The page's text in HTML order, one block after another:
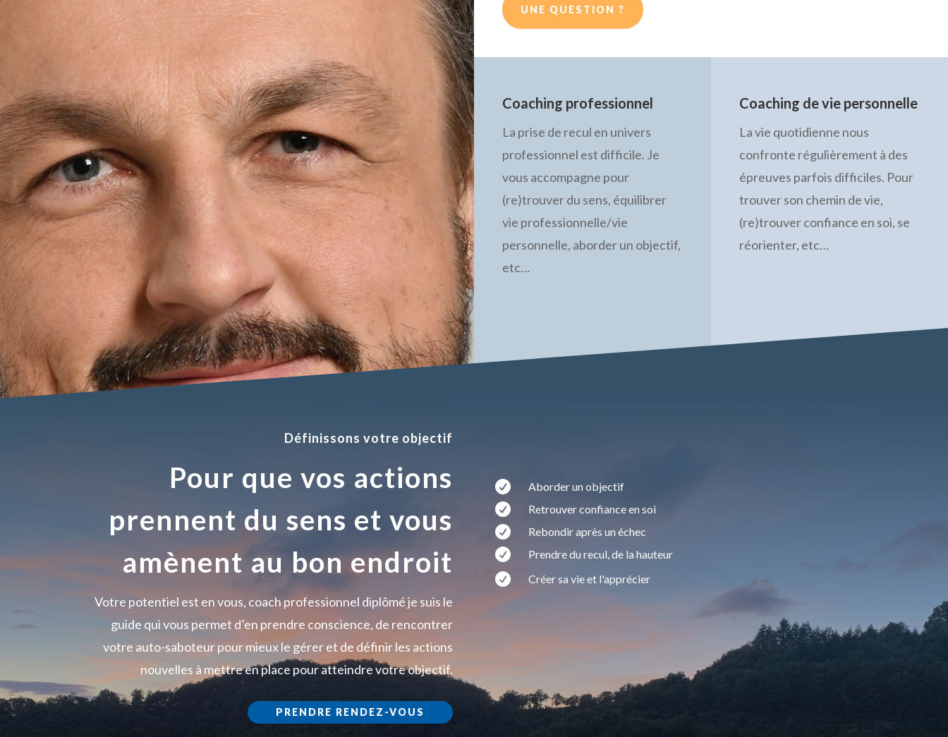
UNE QUESTION ?
Coaching professionnel
La prise de recul en univers
professionnel est difficile. Je
vous accompagne pour
(re)trouver du sens, équilibrer
vie professionnelle/vie
personnelle, aborder un objectif,
etc…
Coaching de vie personnelle
La vie quotidienne nous
confronte régulièrement à des
épreuves parfois difficiles. Pour
trouver son chemin de vie,
(re)trouver confiance en soi, se
réorienter, etc…
Définissons votre objectif
Pour que vos actions
prennent du sens et vous
amènent au bon endroit
Votre potentiel est en vous, coach professionnel diplômé je suis le
guide qui vous permet d’en prendre conscience, de rencontrer
votre auto-saboteur pour mieux le gérer et de définir les actions
nouvelles à mettre en place pour atteindre votre objectif.
PRENDRE RENDEZ-VOUS
 Aborder un objectif
 Retrouver confiance en soi
 Rebondir après un échec
 Prendre du recul, de la hauteur
 Créer sa vie et l'apprécier